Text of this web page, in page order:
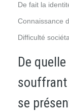
De fait la
Connaissance
Difficulté
De
souffrant
se